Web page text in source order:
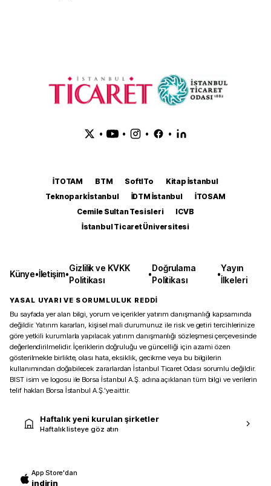
• • • •
İTOTAM BTM SoftITo
Kitap İstanbul
Teknopark İstanbul
İDTM İstanbul
İTOSAM
Cemile Sultan Tesisleri
ICVB
İstanbul Ticaret Üniversitesi
Künye•İletişim•
Gizlilik ve KVKK
Politikası
•
Doğrulama
Politikası
•
Yayın
İlkeleri
YASAL UYARI VE SORUMLULUK REDDİ
Bu sayfada yer alan bilgi, yorum ve içerikler yatırım danışmanlığı kapsamında
değildir. Yatırım kararları, kişisel mali durumunuz ile risk ve getiri tercihlerinize
göre yetkili kurumlarla yapılacak yatırım danışmanlığı sözleşmesi çerçevesinde
değerlendirilmelidir. İçeriklerin doğruluğu ve güncelliği için azami özen
gösterilmekle birlikte, olası hata, eksiklik, gecikme veya bu bilgilerin
kullanımından doğabilecek zararlardan İstanbul Ticaret Odası sorumlu değildir.
BIST isim ve logosu ile Borsa İstanbul A.Ş. adına açıklanan tüm bilgi ve verilerin
telif hakları Borsa İstanbul A.Ş.’ye aittir.
Haftalık yeni kurulan şirketler
Haftalık listeye göz atın
App Store'dan
indirin